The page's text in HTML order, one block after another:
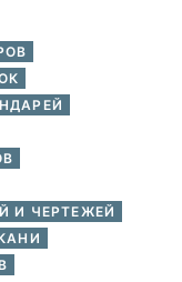
И ЧЕРТЕЖЕЙ